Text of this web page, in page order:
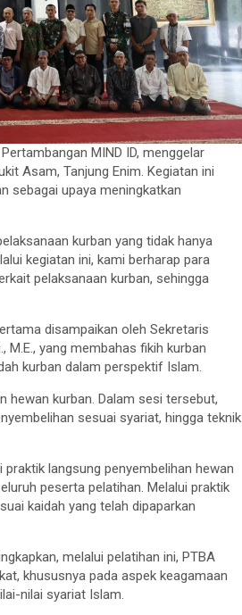
MIND ID, menggelar
Asam, Tanjung Enim. Kegiatan ini
sebagai upaya meningkatkan
kurban yang tidak hanya
kegiatan ini, kami berharap para
pelaksanaan kurban, sehingga
disampaikan oleh Sekretaris
M.E., yang membahas fikih kurban
kurban dalam perspektif Islam.
hewan kurban. Dalam sesi tersebut,
sesuai syariat, hingga teknik
langsung penyembelihan hewan
peserta pelatihan. Melalui praktik
kaidah yang telah dipaparkan
melalui pelatihan ini, PTBA
khususnya pada aspek keagamaan
nilai syariat Islam.